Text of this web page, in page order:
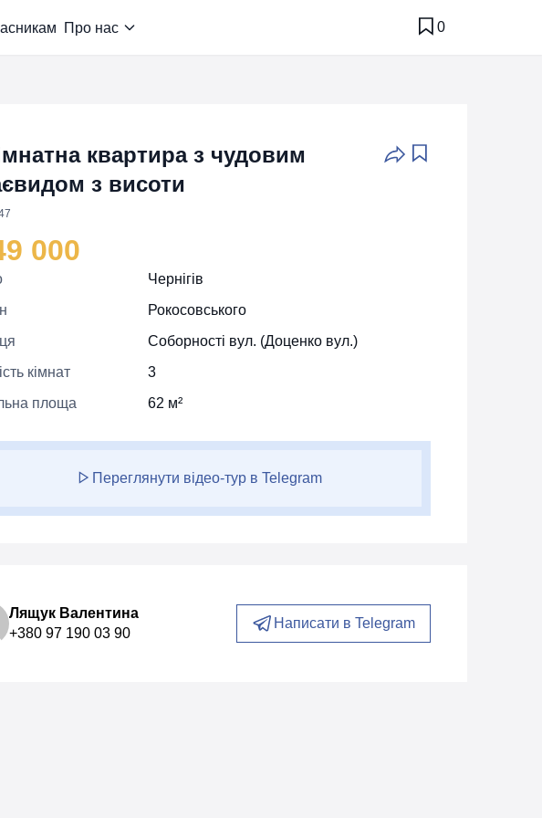
Про нас 0
квартира з чудовим
з висоти
000
Чернігів
Рокосовського
Соборності вул. (Доценко вул.)
кімнат
3
площа
62 м²
Переглянути відео-тур в Telegram
Лящук Валентина
+380 97 190 03 90
Написати в Telegram